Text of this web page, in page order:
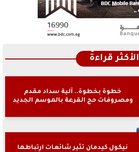
الأكثر قراءةً
خطوة بخطوة.. آلية سداد مقدم
ومصروفات حج القرعة بالموسم الجديد
نيكول كيدمان تثير شائعات ارتباطها